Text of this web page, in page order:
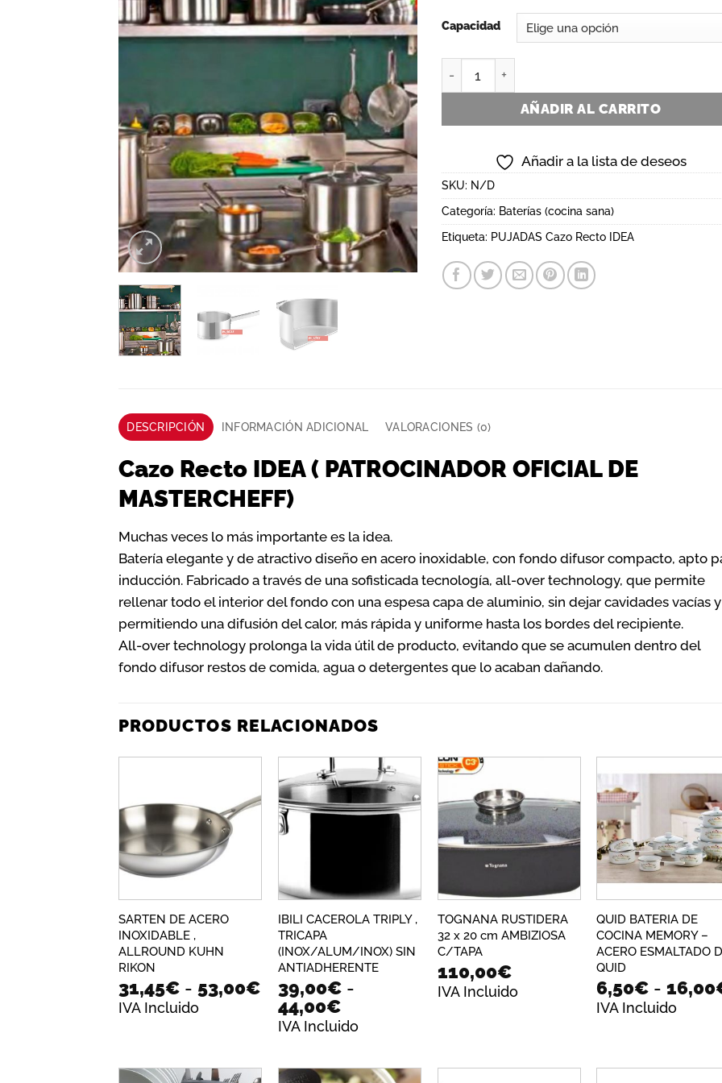
17,00€
hasta
Capacidad
AÑADIR AL CARRITO
Añadir a la lista de deseos
SKU: N/D
Categoría: Baterías (cocina sana)
Etiqueta: PUJADAS Cazo Recto IDEA
DESCRIPCIÓN INFORMACIÓN ADICIONAL VALORACIONES (0)
Cazo Recto IDEA ( PATROCINADOR OFICIAL DE
MASTERCHEFF)
Muchas veces lo más importante es la idea.
Batería elegante y de atractivo diseño en acero inoxidable, con fondo difusor compacto, apto
inducción. Fabricado a través de una sofisticada tecnología, all-over technology, que permite
rellenar todo el interior del fondo con una espesa capa de aluminio, sin dejar cavidades vacías y
permitiendo una difusión del calor, más rápida y uniforme hasta los bordes del recipiente.
All-over technology prolonga la vida útil de producto, evitando que se acumulen dentro del
fondo difusor restos de comida, agua o detergentes que lo acaban dañando.
PRODUCTOS RELACIONADOS
Añadir
a la
lista de
deseos
SARTEN DE ACERO
INOXIDABLE ,
ALLROUND KUHN
RIKON
31,45€ - 53,00€Rango
de
precios:
IVA Incluido
Añadir
a la
IBILI CACEROLA TRIPLY ,
TRICAPA
(INOX/ALUM/INOX) SIN
ANTIADHERENTE
39,00€ -
44,00€Rango
de
IVA Incluido
Añadir
a la
lista de
deseos
TOGNANA RUSTIDERA
32 x 20 cm AMBIZIOSA
C/TAPA
110,00€
IVA Incluido
a la
lista
QUID BATERIA DE
COCINA MEMORY –
ACERO ESMALTADO
QUID
6,50€ - 16,00
IVA Incluido